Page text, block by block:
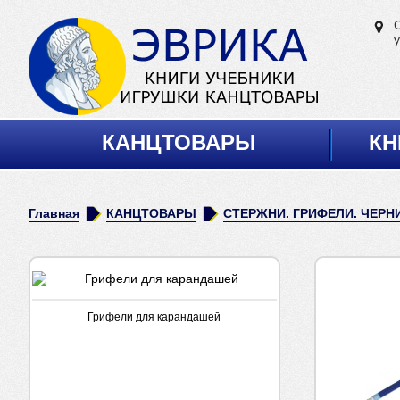
КАНЦТОВАРЫ
Главная КАНЦТОВАРЫ СТЕРЖНИ. ГРИФЕЛИ.
Грифели для карандашей